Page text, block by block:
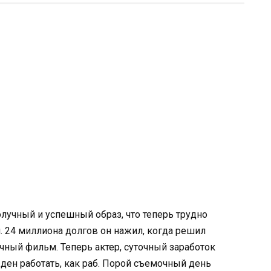
и успешный образ, что теперь трудно
24 миллиона долгов он нажил, когда решил
фильм. Теперь актер, суточный заработок
работать, как раб. Порой съемочный день